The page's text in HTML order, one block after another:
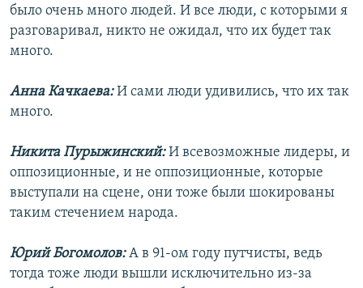
было очень много людей. И все люди, с которыми я
разговаривал, никто не ожидал, что их будет так
много.
Анна Качкаева:И сами люди удивились, что их так
много.
Никита Пурыжинский:И всевозможные лидеры, и
оппозиционные, и не оппозиционные, которые
выступали на сцене, они тоже были шокированы
таким стечением народа.
Юрий Богомолов:А в 91-ом году путчисты, ведь
тогда тоже люди вышли исключительно из-за